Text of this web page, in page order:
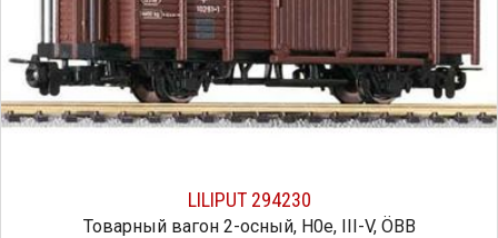
LILIPUT 294230
Товарный вагон 2-осный, H0e, III-V, ÖBB